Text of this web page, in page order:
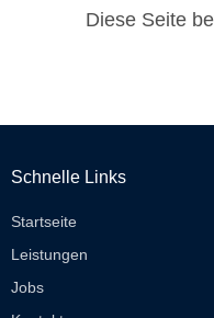
Diese Seite
Schnelle Links
Startseite
Leistungen
Jobs